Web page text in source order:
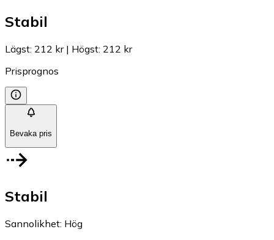
Stabil
Lägst: 212 kr| Högst: 212 kr
Prisprognos
Bevaka pris
Stabil
Sannolikhet: Hög